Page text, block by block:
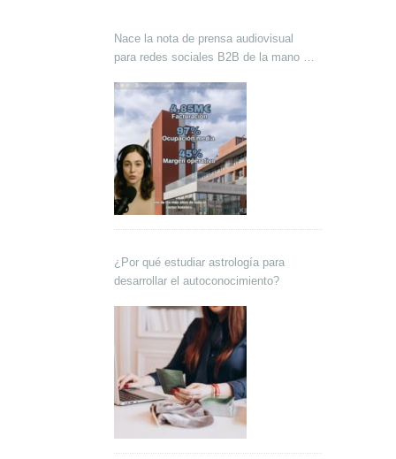
Nace la nota de prensa audiovisual
para redes sociales B2B de la mano de
¿Por qué estudiar astrología para
desarrollar el autoconocimiento?